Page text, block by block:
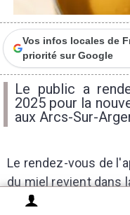
Vos infos locales de
priorité sur Google
Le public a
2025 pour la
aux Arcs-Sur-
Le rendez-vous de
du miel revient dans
donne rendez-vous